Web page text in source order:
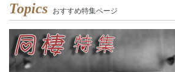
Topics おすすめ特集ページ